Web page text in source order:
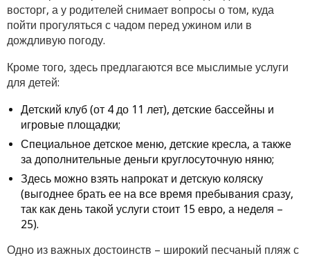
восторг, а у родителей снимает вопросы о том, куда
пойти прогуляться с чадом перед ужином или в
дождливую погоду.
Кроме того, здесь предлагаются все мыслимые услуги
для детей:
Детский клуб (от 4 до 11 лет), детские бассейны и
игровые площадки;
Специальное детское меню, детские кресла, а также
за дополнительные деньги круглосуточную няню;
Здесь можно взять напрокат и детскую коляску
(выгоднее брать ее на все время пребывания сразу,
так как день такой услуги стоит 15 евро, а неделя –
25).
Одно из важных достоинств – широкий песчаный пляж с